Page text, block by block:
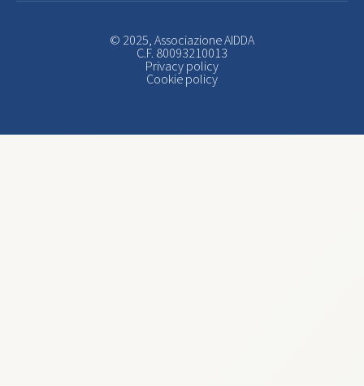
© 2025, Associazione AIDDA
C.F. 80093210013
Privacy policy
Cookie policy